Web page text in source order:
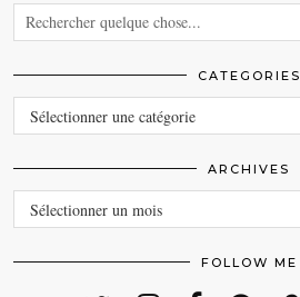
CATEGORIES
CATEGORIES
ARCHIVES
ARCHIVES
FOLLOW ME